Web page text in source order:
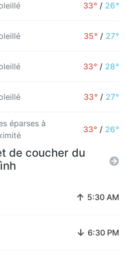
33° / 26°
35° / 27°
33° / 28°
33° / 27°
éparses à
33° / 26°
de coucher du
↑ 5:30 AM
↓ 6:30 PM